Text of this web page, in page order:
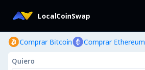
LocalCoinSwap
Comprar Bitcoin Comprar Ethereum
Quiero